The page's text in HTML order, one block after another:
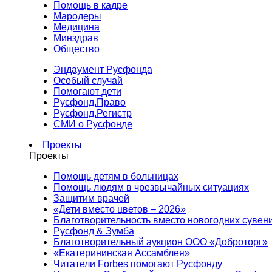
Помощь в кадре
Мародеры
Медицина
Минздрав
Общество
Эндаумент Русфонда
Особый случай
Помогают дети
Русфонд.Право
Русфонд.Регистр
СМИ о Русфонде
Проекты
Проекты
Помощь детям в больницах
Помощь людям в чрезвычайных ситуациях
Защитим врачей
«Дети вместо цветов – 2026»
Благотворительность вместо новогодних
Русфонд & Зумба
Благотворительный аукцион ООО «Доброторг»
«Екатерининская Ассамблея»
Читатели Forbes помогают Русфонду